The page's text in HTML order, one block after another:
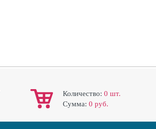
Количество: 0 шт.
Cумма: 0 руб.